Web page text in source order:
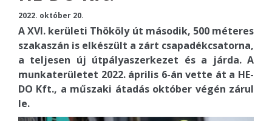
2022. október 20.
A XVI. kerületi Thököly út második, 500 méteres
szakaszán is elkészült a zárt csapadékcsatorna,
a teljesen új útpályaszerkezet és a járda. A
munkaterületet 2022. április 6-án vette át a HE-
DO Kft., a műszaki átadás október végén zárul
le.